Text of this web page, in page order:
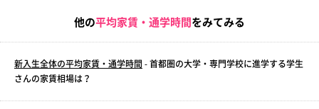
他の平均家賃・通学時間をみてみる
新入生全体の平均家賃・通学時間 - 首都圏の大学・専門学校に進学する学生
さんの家賃相場は？